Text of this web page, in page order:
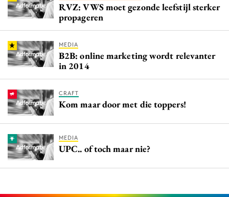
RVZ: VWS moet gezonde leefstijl sterker
propageren
MEDIA
B2B: online marketing wordt relevanter
in 2014
CRAFT
Kom maar door met die toppers!
MEDIA
UPC.. of toch maar nie?